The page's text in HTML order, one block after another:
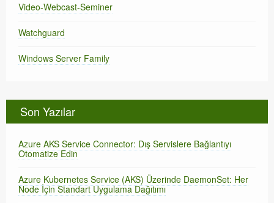
Video-Webcast-Seminer
Watchguard
Windows Server Family
Son Yazılar
Azure AKS Service Connector: Dış Servislere Bağlantıyı
Otomatize Edin
Azure Kubernetes Service (AKS) Üzerinde DaemonSet: Her
Node İçin Standart Uygulama Dağıtımı